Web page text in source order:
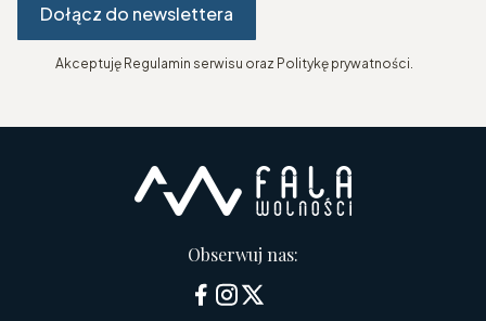
Dołącz do newslettera
Akceptuję Regulamin serwisu oraz Politykę prywatności.
Obserwuj nas: